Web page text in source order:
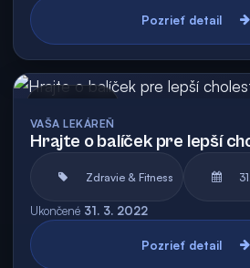
Pozrieť detail
VAŠA LEKÁREŇ
Hrajte o balíček pre lepší
Zdravie & Fitness
Ukončené 31. 3. 2022
Pozrieť detail